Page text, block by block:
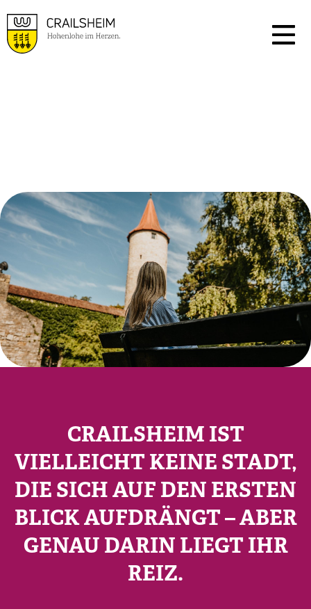
CRAILSHEIM IST
VIELLEICHT KEINE STADT,
DIE SICH AUF DEN ERSTEN
BLICK AUFDRÄNGT – ABER
GENAU DARIN LIEGT IHR
REIZ.